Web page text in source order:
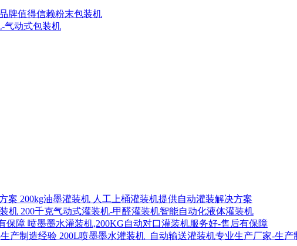
牌值得信赖粉末包装机
气动式包装机
200kg油墨灌装机 人工上桶灌装机提供自动灌装解决方案
200千克气动式灌装机-甲醛灌装机智能自动化液体灌装机
喷墨墨水灌装机,200KG自动对口灌装机服务好-售后有保障
200L喷墨墨水灌装机_自动输送灌装机专业生产厂家-生产